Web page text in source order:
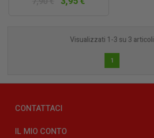
Visualizzati 1-3 su 3 articoli
1
CONTATTACI
IL MIO CONTO